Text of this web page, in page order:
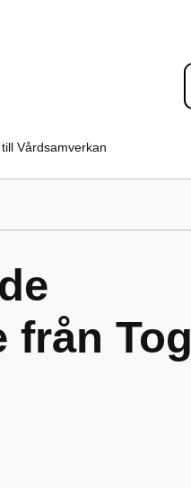
Vårdsamverkan
från